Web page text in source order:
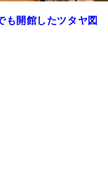
も開館したツタヤ図